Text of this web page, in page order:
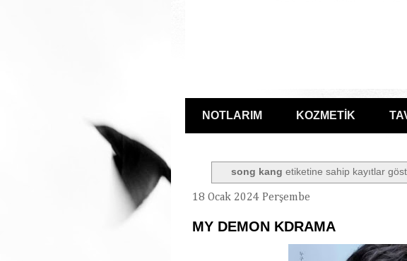
NOTLARIM KOZMETİK
song kang etiketine sahip kayıtlar
18 Ocak 2024 Perşembe
MY DEMON KDRAMA